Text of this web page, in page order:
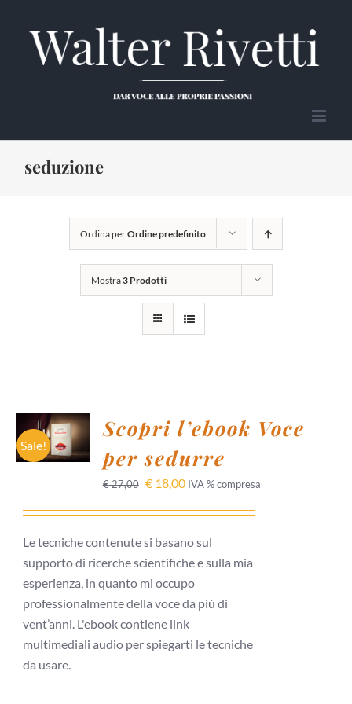
contenuto
seduzione
Ordina perOrdine predefinito
Mostra3 Prodotti
Sale!
AL
CARRELLO
/
Scopri l’ebook Voce
per sedurre
€27,00 €18,00 IVA % compresa
Le tecniche contenute si basano sul
supporto di ricerche scientifiche e sulla mia
esperienza, in quanto mi occupo
professionalmente della voce da più di
vent’anni. L'ebook contiene link
multimediali audio per spiegarti le tecniche
da usare.